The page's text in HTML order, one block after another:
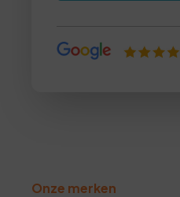
Onze merken